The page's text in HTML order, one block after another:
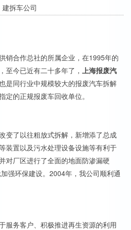
建拆车公司
销合作总社的所属企业，在1995年的
至今已近有二十多年了， 上海报废汽
是同行业中规模较大的报废汽车拆解
定的正规报废车回收单位。
变了以往粗放式拆解，新增添了总成
装置以及污水处理设备设施等有利于
对厂区进行了全面的地面防渗漏硬
强环保建设。2004年，我公司顺利通
服务客户、积极推进再生资源的利用